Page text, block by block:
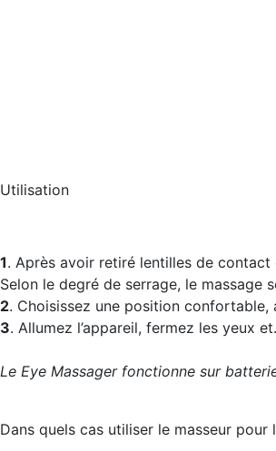
Utilisation
1. Après avoir retiré lentilles de
Selon le degré de serrage, le massage
2. Choisissez une position confortable,
3. Allumez l’appareil, fermez les yeux
Le Eye Massager fonctionne sur
Dans quels cas utiliser le masseur pour